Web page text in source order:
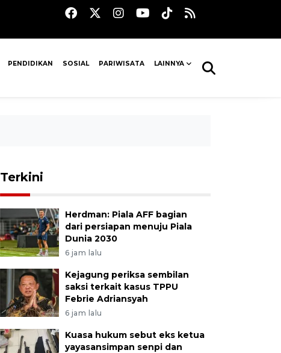
PENDIDIKAN SOSIAL PARIWISATA LAINNYA
Terkini
Herdman: Piala AFF bagian
dari persiapan menuju Piala
Dunia 2030
6 jam lalu
Kejagung periksa sembilan
saksi terkait kasus TPPU
Febrie Adriansyah
6 jam lalu
Kuasa hukum sebut eks ketua
yayasansimpan senpi dan